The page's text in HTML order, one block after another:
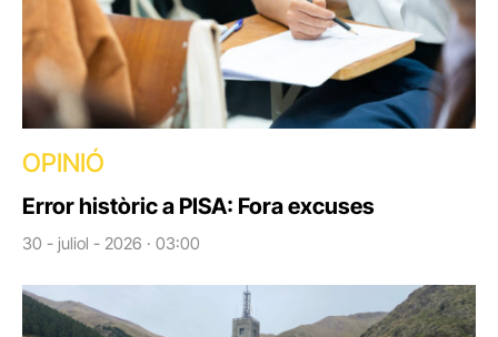
OPINIÓ
Error històric a PISA: Fora excuses
30 - juliol - 2026 · 03:00